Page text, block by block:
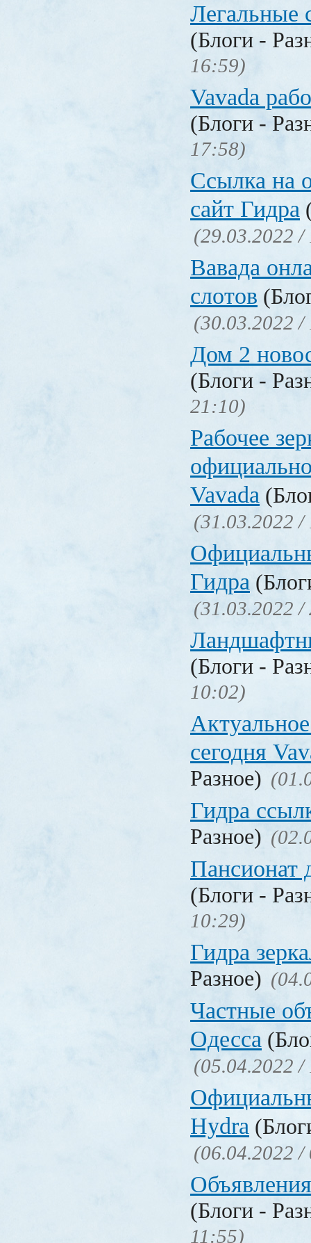
Легальные
(Блоги -
16:59)
Vavada
(Блоги -
17:58)
Ссылка на
сайт Гидра
(29.03.2022 /
Вавада
слотов
(30.03.2022 /
Дом 2
(Блоги -
21:10)
Рабочее
Vavada
(31.03.2022 /
Гидра
(31.03.2022 /
(Блоги -
10:02)
сегодня
Разное)
Гидра
Разное)
Пансионат
(Блоги -
10:29)
Гидра
Разное)
Частные
Одесса
(05.04.2022 /
Hydra
(06.04.2022 /
(Блоги -
11:55)